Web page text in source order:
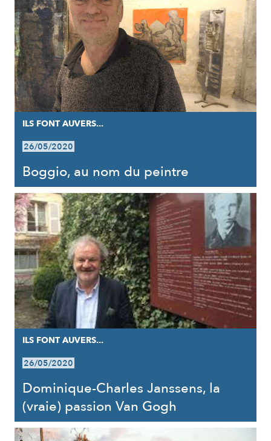
ILS FONT AUVERS...
26/05/2020
Boggio, au nom du peintre
ILS FONT AUVERS...
26/05/2020
Dominique-Charles Janssens, la
(vraie) passion Van Gogh